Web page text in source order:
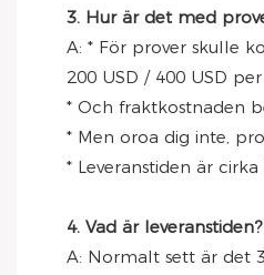
3. Hur är det med
A: * För prover skulle
200 USD / 400 USD
* Och fraktkostnaden
* Men oroa dig inte,
* Leveranstiden är
4. Vad är leveranstiden?
A: Normalt sett är det